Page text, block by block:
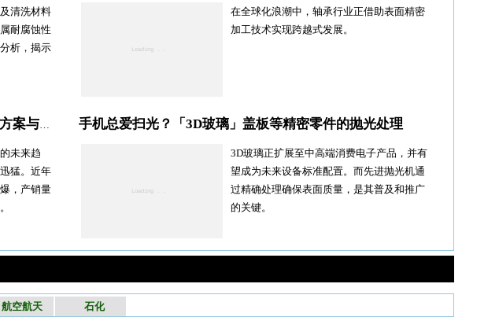
清洗材料
耐腐蚀性
析，揭示
在全球化浪潮中，轴承行业正借助表面精密
加工技术实现跨越式发展。
未来趋
猛。近年
，产销量
手机总爱扫光？「3D玻璃」盖板等精密零件的抛光处理
3D玻璃正扩展至中高端消费电子产品，并有
望成为未来设备标准配置。而先进抛光机通
过精确处理确保表面质量，是其普及和推广
的关键。
航空航天 石化